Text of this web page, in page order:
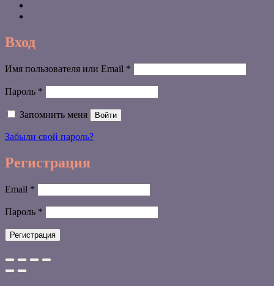
Вход
Имя пользователя или Email *
Пароль *
Запомнить меня Войти
Забыли свой пароль?
Регистрация
Email *
Пароль *
Регистрация